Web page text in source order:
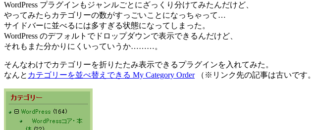
WordPress プラグインもジャンルごとにざっくり分けてみたんだけど、
やってみたらカテゴリーの数がすっごいことになっちゃって…
サイドバーに並べるには多すぎる状態になってしまった。
WordPress のデフォルトでドロップダウンで表示できるんだけど、
それもまた分かりにくいっていうか………。
そんなわけでカテゴリーを折りたたみ表示できるプラグインを入れてみた。
なんと カテゴリーを並べ替えできる My Category Order（※リンク先の記事は古いです。